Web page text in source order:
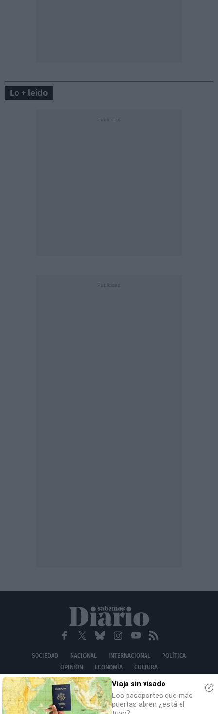
Lo + leído
SOCIEDAD NACIONAL INTERNACIONAL
POLÍTICA
OPINIÓN
ECONOMÍA CULTURA
EQUIPO AVISO LEGAL POLÍTICA DE PRIVACIDAD
POLÍTICA DE COOKIES
CONTACTO
© 2026 Multimedia Ediciones Globales S.L.
Viaja sin visado
Los pasaportes que más
puertas abren ¿está el